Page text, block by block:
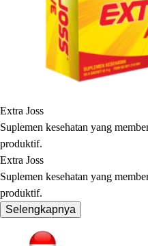
Extra Joss
Suplemen kesehatan yang
produktif.
Extra Joss
Suplemen kesehatan yang
produktif.
Selengkapnya